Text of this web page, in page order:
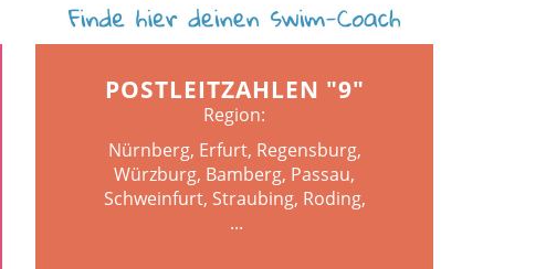
POSTLEITZAHLEN "9"
Region:
Nürnberg, Erfurt, Regensburg,
Würzburg, Bamberg, Passau,
Schweinfurt, Straubing, Roding,
...